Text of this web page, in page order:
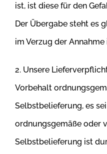
ist, ist diese für den
Der Übergabe steht es
im Verzug der Annahme
2. Unsere
Vorbehalt
Selbstbelieferung, es
ordnungsgemäße oder
Selbstbelieferung ist